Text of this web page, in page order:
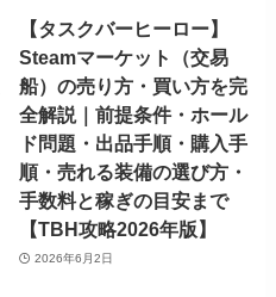
【タスクバーヒーロー】
Steamマーケット（交易
船）の売り方・買い方を完
全解説｜前提条件・ホール
ド問題・出品手順・購入手
順・売れる装備の選び方・
手数料と稼ぎの目安まで
【TBH攻略2026年版】
2026年6月2日